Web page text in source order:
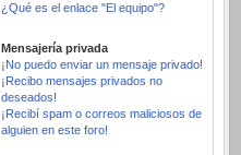
¿Qué es el enlace "El equipo"?
Mensajería privada
¡No puedo enviar un mensaje privado!
¡Recibo mensajes privados no
deseados!
¡Recibí spam o correos maliciosos de
alguien en este foro!